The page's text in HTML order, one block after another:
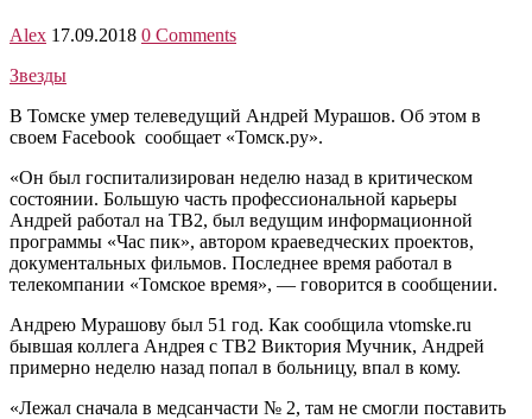
Alex 17.09.2018 0 Comments
Звезды
В Томске умер телеведущий Андрей Мурашов. Об этом в
своем Facebook сообщает «Томск.ру».
«Он был госпитализирован неделю назад в критическом
состоянии. Большую часть профессиональной карьеры
Андрей работал на ТВ2, был ведущим информационной
программы «Час пик», автором краеведческих проектов,
документальных фильмов. Последнее время работал в
телекомпании «Томское время», — говорится в сообщении.
Андрею Мурашову был 51 год. Как сообщила vtomske.ru
бывшая коллега Андрея с ТВ2 Виктория Мучник, Андрей
примерно неделю назад попал в больницу, впал в кому.
«Лежал сначала в медсанчасти № 2, там не смогли поставить